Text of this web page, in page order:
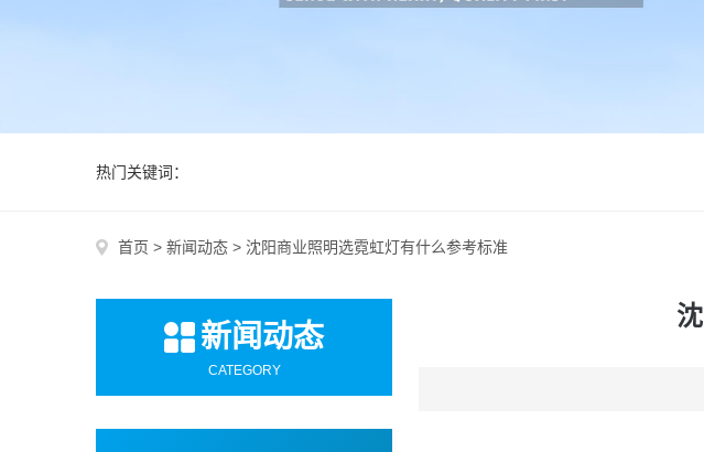
热门关键词：
首页 > 新闻动态 > 沈阳商业照明选霓虹灯有什么参考标准
新闻动态
CATEGORY